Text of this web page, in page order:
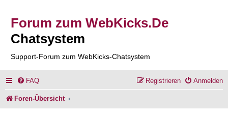
Forum zum WebKicks.De
Chatsystem
Support-Forum zum WebKicks-Chatsystem
FAQ Anmelden
Registrieren
Foren-Übersicht